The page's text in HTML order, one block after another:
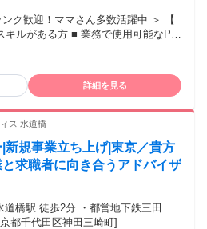
ク歓迎！ママさん多数活躍中 ＞ 【
キルがある方 ■ 業務で使用可能なPC
せください 【 あれば歓迎
ワイトカラー）のご経験 ■ カスタマ
BtoC事業）のご経験 ■ 営業事務･内勤
験 ❯❯❯ こんな方にピ
✅ 人と関わる仕事がしたい ✅ 自宅
る ✅ 前職の経験を活かせる仕事がし
ナー（FP） ・保険セールス、保険
トナー営業 ・代理店サポート営業、
詳細を見る
ス 水道橋
新規事業立ち上げ|東京／貴方
求職者に向き合うアドバイザ
橋駅 徒歩2分 ・都営地下鉄三田線
メトロ東西線 飯田橋駅 徒歩8分
都千代田区神田三崎町]